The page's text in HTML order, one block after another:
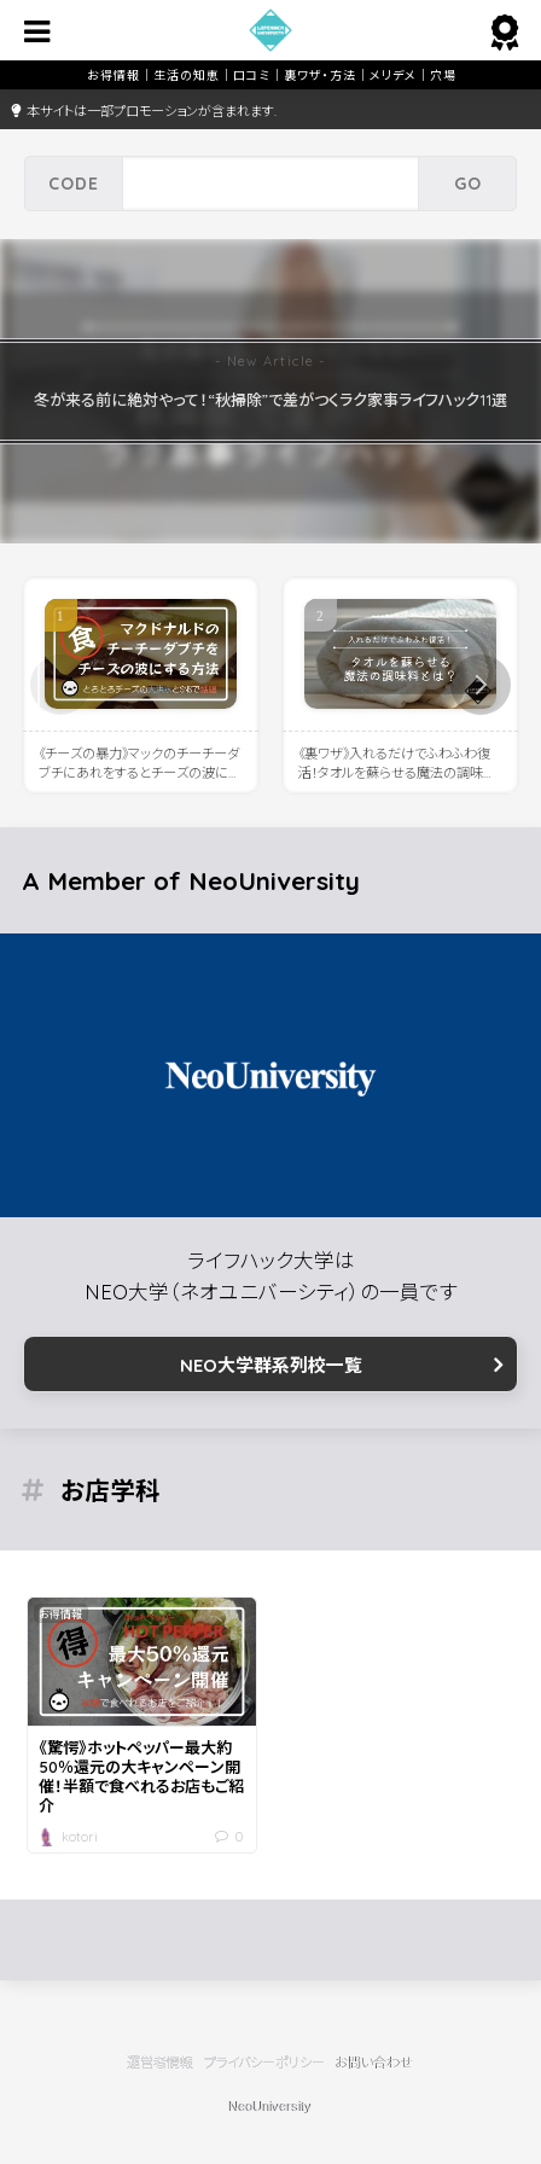
本サイトは一部プロモーションが含まれます.
冬が来る前に絶対やって！“秋掃除”で差がつくラク家事ライフハック11選
《チーズの暴力》マックのチーチーダ
ブチにあれをするとチーズの波に溺
《裏ワザ》入れるだけでふわふわ復
活！タオルを蘇らせる魔法の調味料
A Member of NeoUniversity
ライフハック大学は
NEO大学（ネオユニバーシティ）の一員です
NEO大学群系列校一覧
お店
お得情報
《驚愕》ホットペッパー最大約
50％還元の大キャンペーン開
催！半額で食べれるお店もご紹
介
kotori 0
運営者情報 プライバシーポリシー お問い合わせ
NeoUniversity